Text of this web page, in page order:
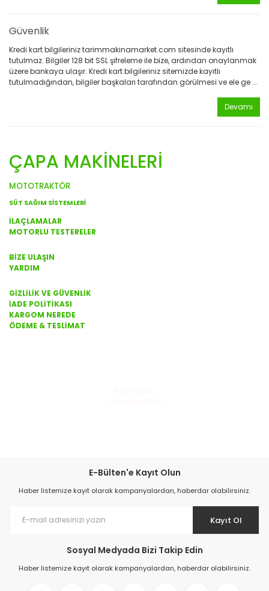
Güvenlik
Kredi kart bilgileriniz tarimmakinamarket.com sitesinde kayıtlı
tutulmaz. Bilgiler 128 bit SSL şifreleme ile bize, ardından onaylanmak
üzere bankaya ulaşır. Kredi kart bilgileriniz sitemizde kayıtlı
tutulmadığından, bilgiler başkaları tarafından görülmesi ve ele ge ...
Devamı
ÇAPA MAKİNELERİ
MOTOTRAKTÖR
SÜT SAĞIM SİSTEMLERİ
İLAÇLAMALAR
MOTORLU TESTERELER
BİZE ULAŞIN
YARDIM
GİZLİLİK VE GÜVENLİK
İADE POLİTİKASI
KARGOM NEREDE
ÖDEME & TESLİMAT
E-Bülten'e Kayıt Olun
Haber listemize kayıt olarak kampanyalardan, haberdar olabilirsiniz.
Kayıt Ol
Sosyal Medyada Bizi Takip Edin
Haber listemize kayıt olarak kampanyalardan, haberdar olabilirsiniz.